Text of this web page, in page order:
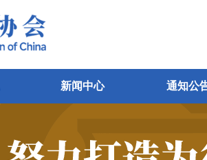
新闻中心 通知公